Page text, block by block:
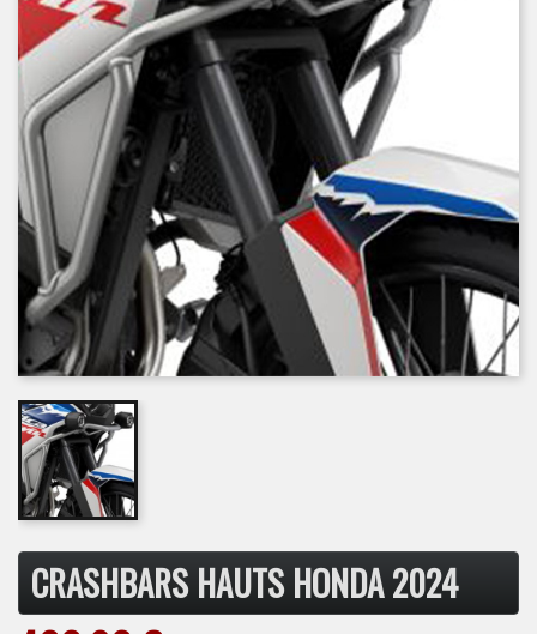
CRASHBARS HAUTS HONDA 2024